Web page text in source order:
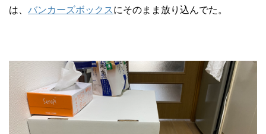
は、 バンカーズボックス にそのまま放り込んでた。